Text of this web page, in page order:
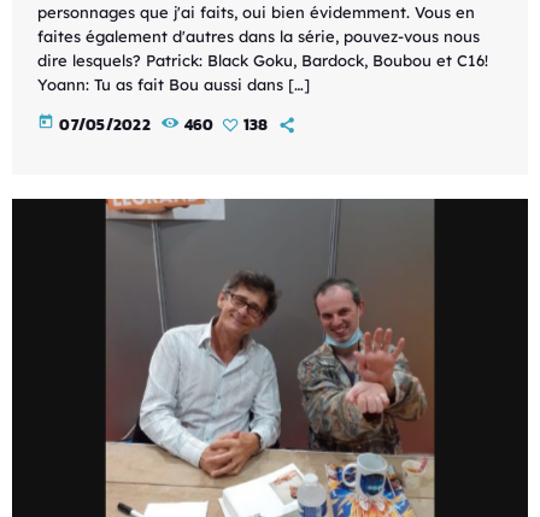
personnages que j'ai faits, oui bien évidemment. Vous en
faites également d'autres dans la série, pouvez-vous nous
dire lesquels? Patrick: Black Goku, Bardock, Boubou et C16!
Yoann: Tu as fait Bou aussi dans […]
today 07/05/2022 460 138